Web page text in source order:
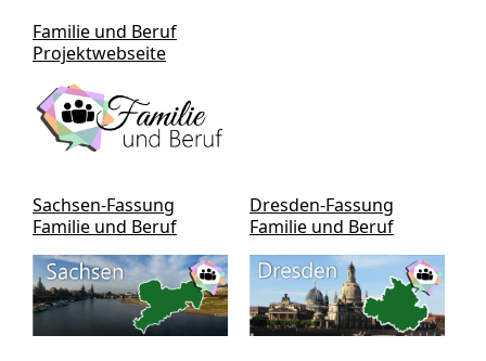
Familie und Beruf
Projektwebseite
Sachsen-Fassung
Familie und Beruf
Dresden-Fassung
Familie und Beruf